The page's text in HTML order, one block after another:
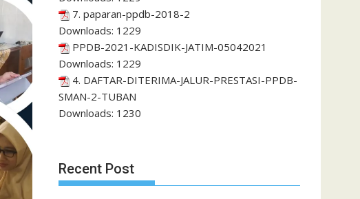
7. paparan-ppdb-2018-2
Downloads: 1229
PPDB-2021-KADISDIK-JATIM-05042021
Downloads: 1229
4. DAFTAR-DITERIMA-JALUR-PRESTASI-PPDB-
SMAN-2-TUBAN
Downloads: 1230
Recent Post